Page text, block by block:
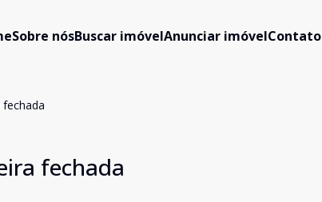
Sobre nósBuscar imóvelAnunciar imóvelContato
fechada